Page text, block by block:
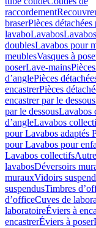
raccordement
braserPièces
lavaboLavabosLavabos
doublesLavabos pour
meublesVasques à
poserLave-mains
d’anglePièces
encastrerPièces
encastrer par le dessous
par le dessousLavabos
d’angleLavabos
pour Lavabos adaptés
pour Lavabos pour
Lavabos collectifs
lavabosDéversoirs
murauxVidoirs
suspendusTimbres
dʼofficeCuves de
laboratoireÉviers à
encastrerÉviers à poser